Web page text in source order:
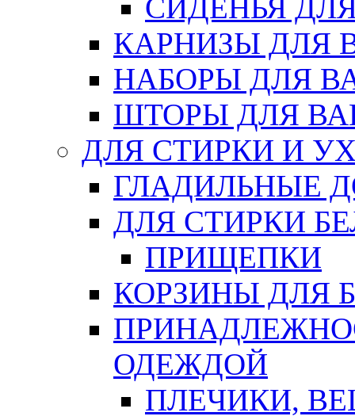
СИДЕНЬЯ
КАРНИЗЫ ДЛЯ
НАБОРЫ ДЛЯ
ШТОРЫ ДЛЯ
ДЛЯ СТИРКИ И
ГЛАДИЛЬНЫЕ
ДЛЯ СТИРКИ
ПРИЩЕПКИ
КОРЗИНЫ ДЛЯ
ОДЕЖДОЙ
ПЛЕЧИКИ,